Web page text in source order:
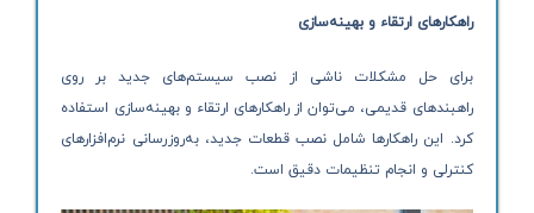
راهکارهای ارتقاء و بهینه‌سازی
برای حل مشکلات ناشی از نصب سیستم‌های جدید بر روی
راهبندهای قدیمی، می‌توان از راهکارهای ارتقاء و بهینه‌سازی استفاده
کرد. این راهکارها شامل نصب قطعات جدید، به‌روزرسانی نرم‌افزارهای
کنترلی و انجام تنظیمات دقیق است.